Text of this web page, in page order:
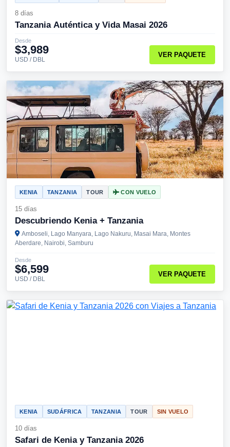
8 días
Tanzania Auténtica y Vida Masai 2026
Desde
$3,989
USD / DBL
VER PAQUETE
KENIA TANZANIA TOUR CON VUELO
15 días
Descubriendo Kenia + Tanzania
Amboseli, Lago Manyara, Lago Nakuru, Masai Mara, Montes
Aberdare, Nairobi, Samburu
Desde
$6,599
USD / DBL
VER PAQUETE
KENIA SUDÁFRICA TANZANIA TOUR SIN VUELO
10 días
Safari de Kenia y Tanzania 2026